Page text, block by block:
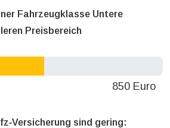
Fahrzeugklasse Untere
Preisbereich
850 Euro
sind gering: